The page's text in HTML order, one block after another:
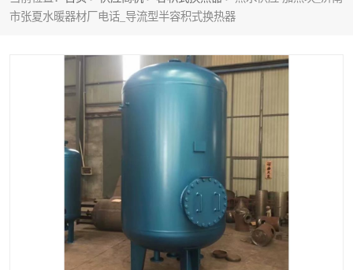
市张夏水暖器材厂电话_导流型半容积式换热器
管壳式换热器 容积式换热器
汽水换热机组 板式换热设备
板式换热机组 定压补水装置
囊式膨胀水箱 水处理器设备
智能供水设备 锅炉辅机设备
非标加工设备